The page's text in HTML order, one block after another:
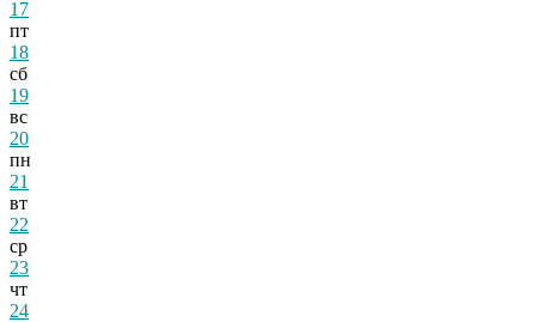
17
пт
18
сб
19
вс
20
пн
21
вт
22
ср
23
чт
24